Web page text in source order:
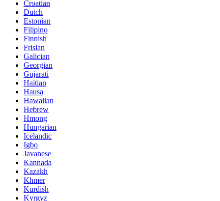
Croatian
Dutch
Estonian
Filipino
Finnish
Frisian
Galician
Georgian
Gujarati
Haitian
Hausa
Hawaiian
Hebrew
Hmong
Hungarian
Icelandic
Igbo
Javanese
Kannada
Kazakh
Khmer
Kurdish
Kyrgyz